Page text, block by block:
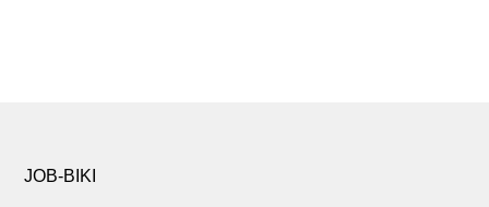
JOB-BIKI